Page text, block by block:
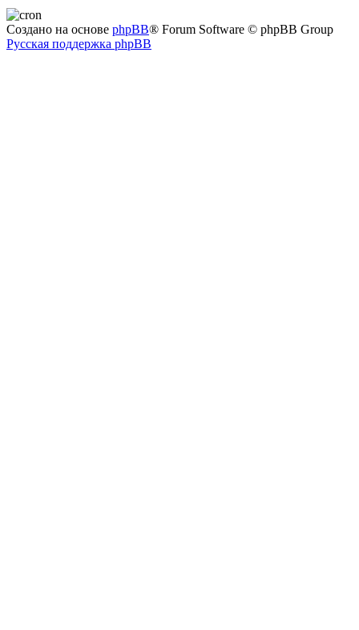
Создано на основе phpBB® Forum Software © phpBB Group
Русская поддержка phpBB